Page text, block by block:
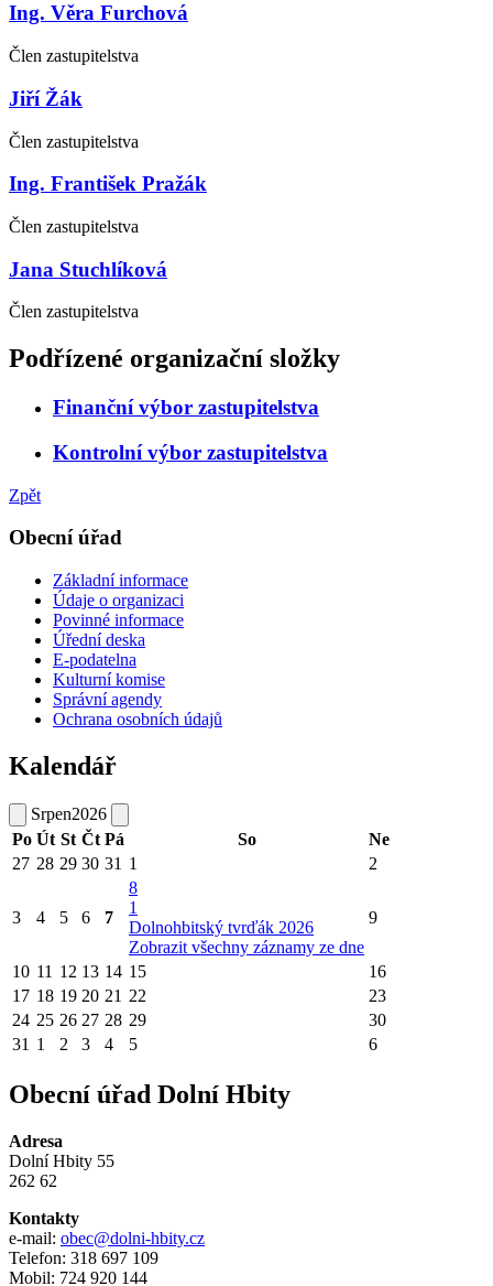
Ing. Věra Furchová
Člen zastupitelstva
Jiří Žák
Člen zastupitelstva
Ing. František Pražák
Člen zastupitelstva
Jana Stuchlíková
Člen zastupitelstva
Podřízené organizační složky
Finanční výbor zastupitelstva
Kontrolní výbor zastupitelstva
Zpět
Obecní úřad
Základní informace
Údaje o organizaci
Povinné informace
Úřední deska
E-podatelna
Kulturní komise
Správní agendy
Ochrana osobních údajů
Kalendář
Srpen2026
Po Út St Čt Pá So
Ne
27 28 29 30 31 1 2
3 4 5 6 7
8
1
Dolnohbitský tvrďák 2026
Zobrazit všechny záznamy ze dne
9
10 11 12 13 14 15
16
17 18 19 20 21 22
23
24 25 26 27 28 29
30
31 1 2 3 4 5 6
Obecní úřad Dolní Hbity
Adresa
Dolní Hbity 55
262 62
Kontakty
e-mail: obec@dolni-hbity.cz
Telefon: 318 697 109
Mobil: 724 920 144